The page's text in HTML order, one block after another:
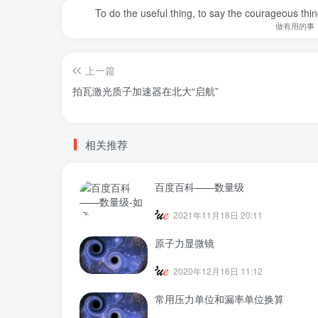
To do the useful thing, to say the courageous
做有用的事
上一篇
拍瓦激光质子加速器在北大“启航”
相关推荐
百度百科——数量级
2021年11月18日 20:11
原子力显微镜
2020年12月16日 11:12
常用压力单位和漏率单位换算